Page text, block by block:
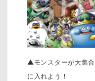
▲モンスターが大集
に入れよう！